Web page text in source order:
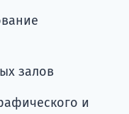
залов
и